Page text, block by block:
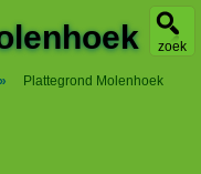
zoek
» Plattegrond Molenhoek